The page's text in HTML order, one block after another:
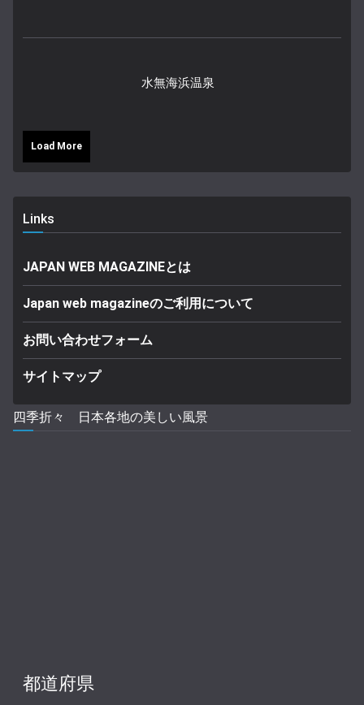
水無海浜温泉
Load More
Links
JAPAN WEB MAGAZINEとは
Japan web magazineのご利用について
お問い合わせフォーム
サイトマップ
四季折々 日本各地の美しい風景
都道府県